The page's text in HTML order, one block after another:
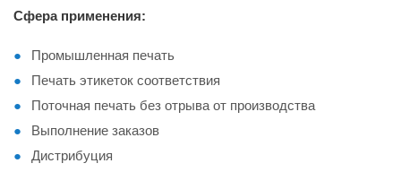
Сфера применения:
Промышленная печать
Печать этикеток соответствия
Поточная печать без отрыва от производства
Выполнение заказов
Дистрибуция